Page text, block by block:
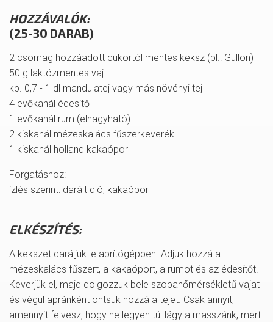
HOZZÁVALÓK:
(25-30 DARAB)
2 csomag hozzáadott cukortól mentes keksz (pl.: Gullon)
50 g laktózmentes vaj
kb. 0,7 - 1 dl mandulatej vagy más növényi tej
4 evőkanál édesítő
1 evőkanál rum (elhagyható)
2 kiskanál mézeskalács fűszerkeverék
1 kiskanál holland kakaópor
Forgatáshoz:
ízlés szerint: darált dió, kakaópor
ELKÉSZÍTÉS:
A kekszet daráljuk le aprítógépben. Adjuk hozzá a
mézeskalács fűszert, a kakaóport, a rumot és az édesítőt.
Keverjük el, majd dolgozzuk bele szobahőmérsékletű vajat
és végül apránként öntsük hozzá a tejet. Csak annyit,
amennyit felvesz, hogy ne legyen túl lágy a masszánk, mert